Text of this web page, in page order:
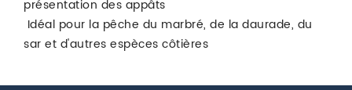
présentation des appâts
Idéal pour la pêche du marbré, de la daurade, du
sar et d'autres espèces côtières